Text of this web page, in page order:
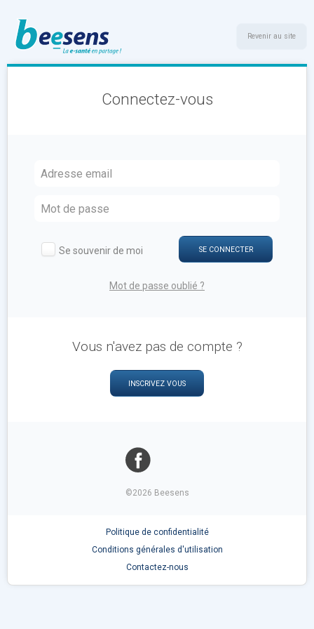
Revenir au site
Connectez-vous
Se souvenir de moi SE CONNECTER
Mot de passe oublié ?
Vous n'avez pas de compte ?
INSCRIVEZ VOUS
©2026 Beesens
Politique de confidentialité
Conditions générales d'utilisation
Contactez-nous